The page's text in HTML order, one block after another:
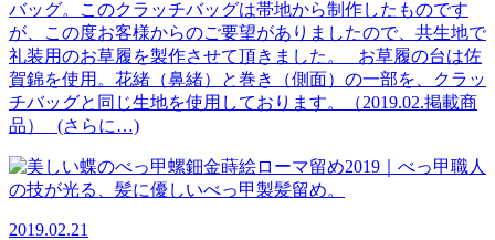
バッグ。このクラッチバッグは帯地から制作したものです
が、この度お客様からのご要望がありましたので、共生地で
礼装用のお草履を製作させて頂きました。 お草履の台は佐
賀錦を使用。花緒（鼻緒）と巻き（側面）の一部を、クラッ
チバッグと同じ生地を使用しております。（2019.02.掲載商
品） (さらに…)
2019.02.21